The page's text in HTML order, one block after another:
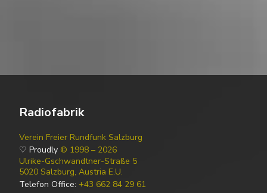
Radiofabrik
Verein Freier Rundfunk Salzburg
♡ Proudly © 1998 – 2026
Ulrike-Gschwandtner-Straße 5
5020 Salzburg, Austria E.U.
Telefon Office: +43 662 84 29 61